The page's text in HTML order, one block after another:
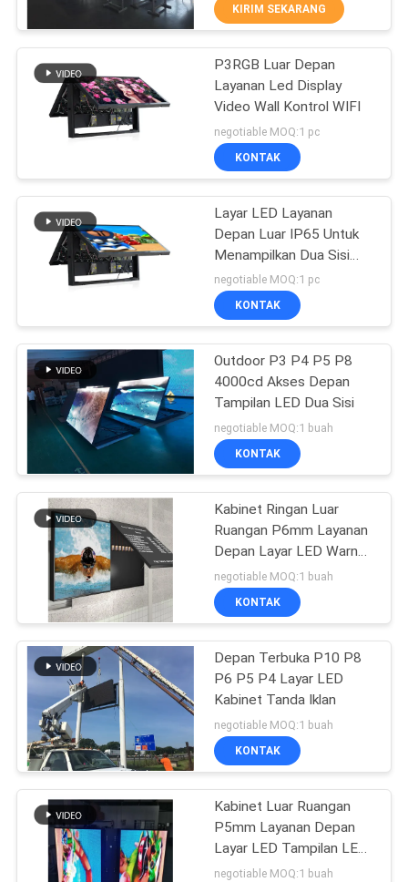
KONTROL
KUALITAS
KAMI
BERITA
PENAWARAN
SITEMAP
PRIVACY
POLICY
Tanda LED
Tanda LED Bergulir
yang Dapat
Diprogram
Layar LED Tetap
Dalam Ruangan
36
Tampilan LED Tetap
Luar Ruang
29
KIRIM SEKARANG
P3RGB Luar Depan
Layanan Led Display
Video Wall Kontrol WIFI
negotiable MOQ:1 pc
KONTAK
Layar LED Layanan
Depan Luar IP65 Untuk
Menampilkan Dua Sisi
Gereja
negotiable MOQ:1 pc
KONTAK
Outdoor P3 P4 P5 P8
4000cd Akses Depan
Tampilan LED Dua Sisi
negotiable MOQ:1 buah
KONTAK
Kabinet Ringan Luar
Ruangan P6mm Layanan
Depan Layar LED Warna
RGB
negotiable MOQ:1 buah
KONTAK
Depan Terbuka P10 P8
P6 P5 P4 Layar LED
Kabinet Tanda Iklan
negotiable MOQ:1 buah
KONTAK
Kabinet Luar Ruangan
P5mm Layanan Depan
Layar LED Tampilan LED
Video Atap
negotiable MOQ:1 buah